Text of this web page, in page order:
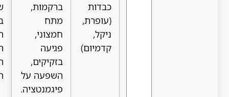
ברקמות,
מתח
חמצוני,
פגיעה
שיער, שינוי
בצבע
השיער,
האצת
תהליך
ההזדקנות.